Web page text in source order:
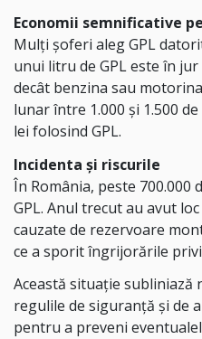
Economii semnificative
Mulți șoferi aleg GPL
unui litru de GPL este în
decât benzina sau
lunar între 1.000 și 1.500
lei folosind GPL.
Incidenta și riscurile
În România, peste 700.000
GPL. Anul trecut au avut
cauzate de rezervoare
ce a sporit îngrijorările
Această situație subliniază
regulile de siguranță și de
pentru a preveni